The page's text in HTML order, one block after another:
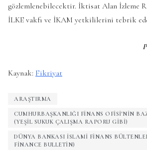
gözlemlenebilecektir. İktisat Alan İzleme
İLKE vakfı ve İKAM yetkililerini tebrik
Kaynak: Fikriyat
ARAŞTIRMA
CUMHURBAŞKANLIĞI FINANS OFISI'NIN
(YEŞIL SUKUK ÇALIŞMA RAPORU GIBI)
DÜNYA BANKASI İSLAMI FINANS
FINANCE BULLETIN)